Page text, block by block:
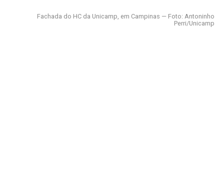
Fachada do HC da Unicamp, em Campinas — Foto: Antoninho
Perri/Unicamp